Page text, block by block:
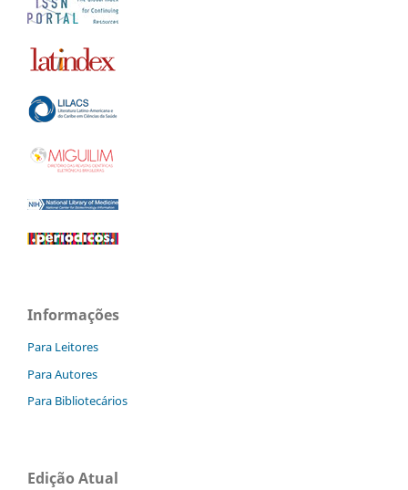
Informações
Para Leitores
Para Autores
Para Bibliotecários
Edição Atual